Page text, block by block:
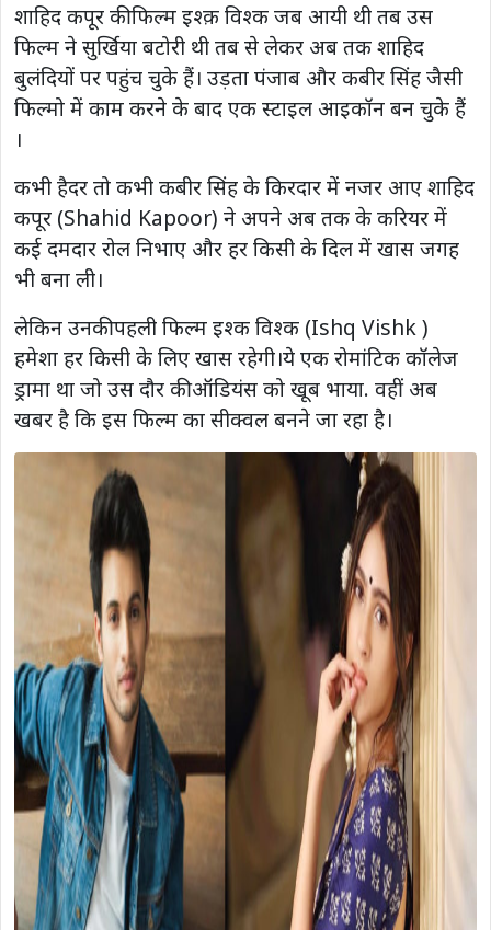
शाहिद कपूर की फिल्म इश्क़ विश्क जब आयी थी तब उस
फिल्म ने सुर्खिया बटोरी थी तब से लेकर अब तक शाहिद
बुलंदियों पर पहुंच चुके हैं। उड़ता पंजाब और कबीर सिंह जैसी
फिल्मो में काम करने के बाद एक स्टाइल आइकॉन बन चुके हैं
।
कभी हैदर तो कभी कबीर सिंह के किरदार में नजर आए शाहिद
कपूर (Shahid Kapoor) ने अपने अब तक के करियर में
कई दमदार रोल निभाए और हर किसी के दिल में खास जगह
भी बना ली।
लेकिन उनकी पहली फिल्म इश्क विश्क (Ishq Vishk )
हमेशा हर किसी के लिए खास रहेगी।ये एक रोमांटिक कॉलेज
ड्रामा था जो उस दौर की ऑडियंस को खूब भाया. वहीं अब
खबर है कि इस फिल्म का सीक्वल बनने जा रहा है।